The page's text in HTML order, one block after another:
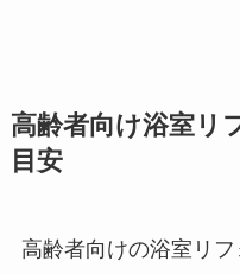
高齢者向け浴室リ
目安
高齢者向けの浴室リ